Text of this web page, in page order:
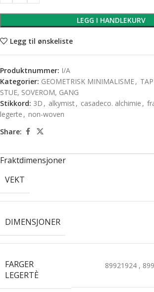
LEGG I HANDLEKURV
Legg til ønskeliste
Produktnummer: I/A
Kategorier: GEOMETRISK MINIMALISME,
STUE, SOVEROM, GANG
Stikkord: 3D , alkymist, casadeco. alchimie ,
legerte , non-woven
Share:
Fraktdimensjoner
VEKT
DIMENSJONER
FARGER
LEGERTÈ
89921924 ,